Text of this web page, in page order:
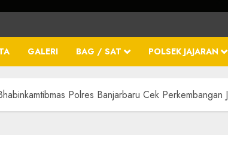
GALERI BAG / SAT POLSEK JAJARAN
Polres Banjarbaru Cek Perkembangan